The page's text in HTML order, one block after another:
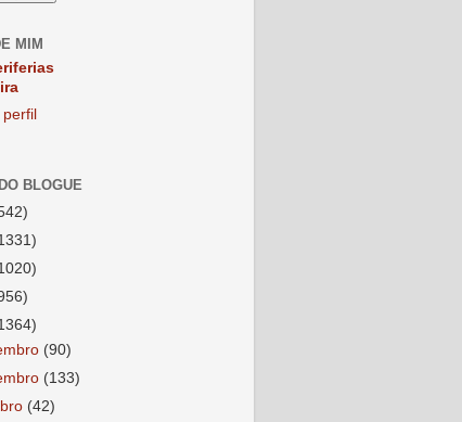
MIM
BLOGUE
(90)
(133)
(42)